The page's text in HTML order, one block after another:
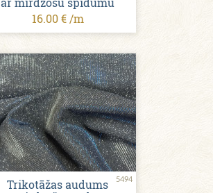
16.00 € /m
5494
Trikotāžas audums